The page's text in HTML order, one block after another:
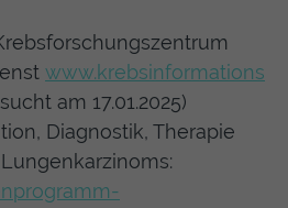
www.krebsinformations
am 17.01.2025)
Diagnostik, Therapie